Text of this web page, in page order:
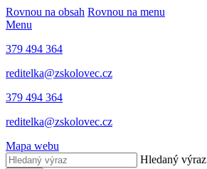
Rovnou na obsah Rovnou na menu
Menu
379 494 364
reditelka@zskolovec.cz
379 494 364
reditelka@zskolovec.cz
Mapa webu
Hledaný výraz